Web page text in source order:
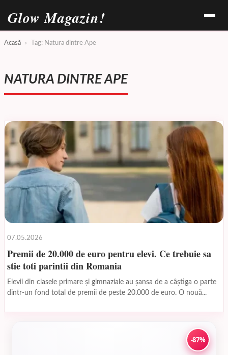
Glow Magazin!
Acasă › Tag: Natura dintre Ape
NATURA DINTRE APE
07.05.2026
Premii de 20.000 de euro pentru elevi. Ce trebuie sa
stie toti parintii din Romania
Elevii din clasele primare și gimnaziale au șansa de a câștiga o parte
dintr-un fond total de premii de peste 20.000 de euro. O nouă...
-87%